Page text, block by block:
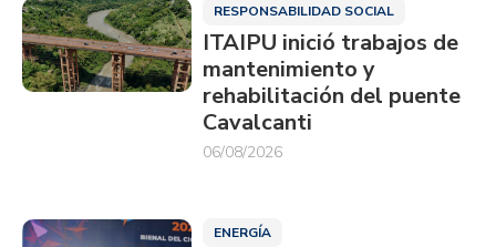
RESPONSABILIDAD SOCIAL
ITAIPU inició trabajos de
mantenimiento y
rehabilitación del puente
Cavalcanti
06/08/2026
ENERGÍA